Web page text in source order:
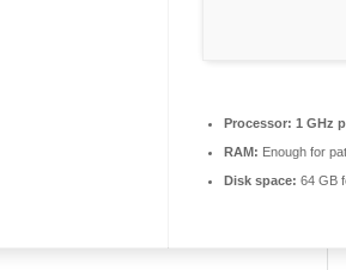
Processor: 1 GHz
RAM: Enough for
Disk space: 64 GB